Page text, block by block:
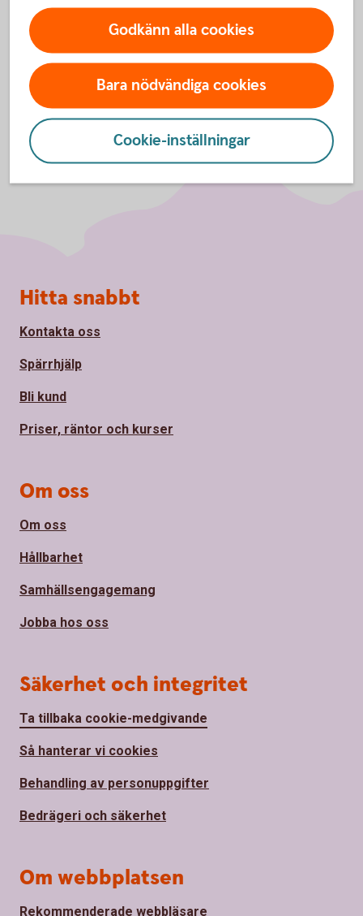
på kortet)
Ansluta ditt kort till digitala betaltjänster
Godkänn alla cookies
Bara nödvändiga cookies
Cookie-inställningar
Sidfot
Hitta snabbt
Kontakta oss
Spärrhjälp
Bli kund
Priser, räntor och kurser
Om oss
Om oss
Hållbarhet
Samhällsengagemang
Jobba hos oss
Säkerhet och integritet
Ta tillbaka cookie-medgivande
Så hanterar vi cookies
Behandling av personuppgifter
Bedrägeri och säkerhet
Om webbplatsen
Rekommenderade webbläsare